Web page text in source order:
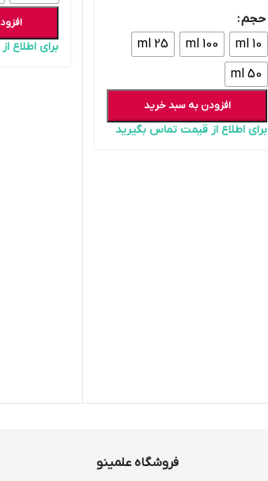
حجم
10 ml
100 ml
25 ml
50 ml
افزودن به سبد خرید
برای اطلاع از قیمت تماس بگیرید
برای اطلاع
فروشگاه علمینو